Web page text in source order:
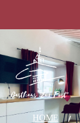
HOME